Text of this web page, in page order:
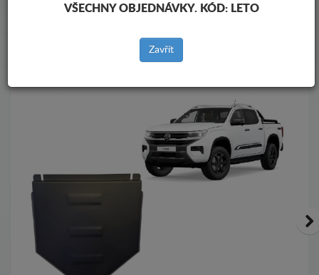
Zpět na produkty
VŠECHNY OBJEDNÁVKY. KÓD: LETO
Zavřít